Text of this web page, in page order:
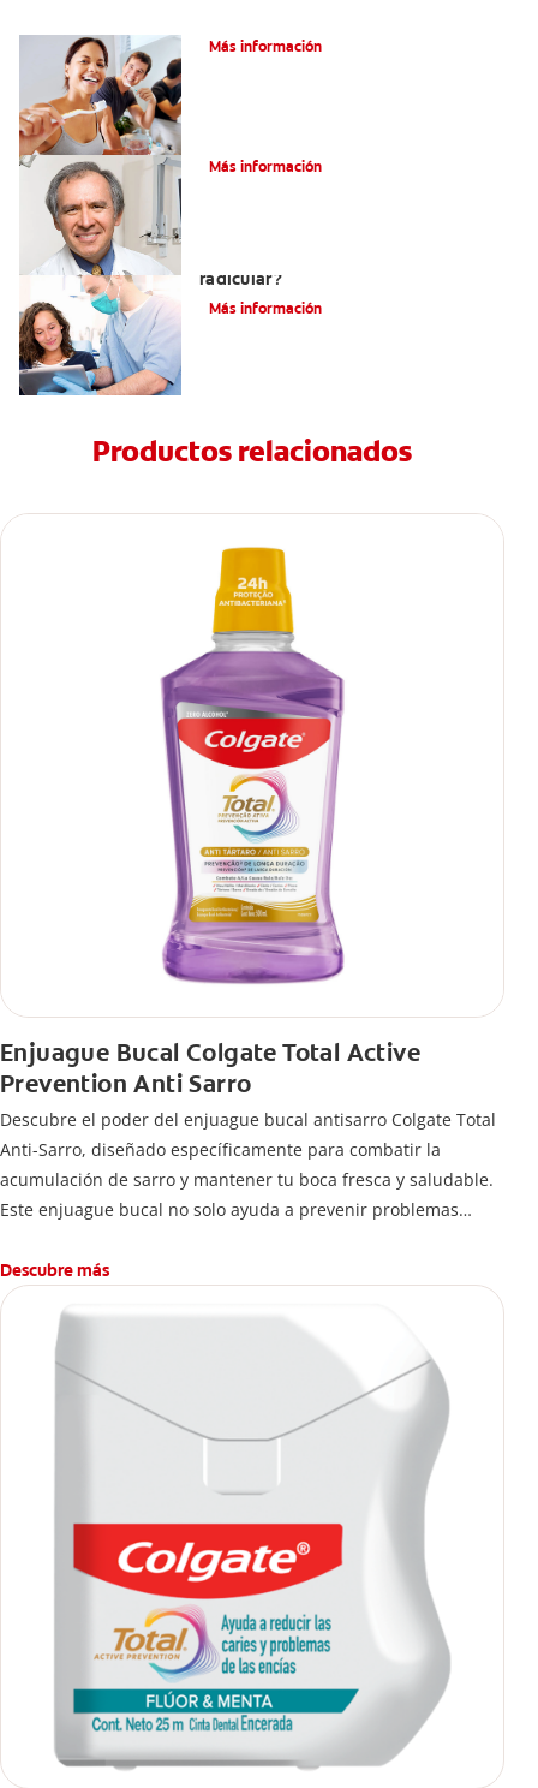
Más información
Más información
radicular?
Más información
Productos relacionados
Enjuague Bucal Colgate Total Active
Prevention Anti Sarro
Descubre el poder del enjuague bucal antisarro Colgate Total
Anti-Sarro, diseñado específicamente para combatir la
acumulación de sarro y mantener tu boca fresca y saludable.
Este enjuague bucal no solo ayuda a prevenir problemas
Descubre más